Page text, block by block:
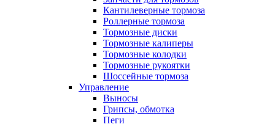
Кантилеверные тормоза
Роллерные тормоза
Тормозные диски
Тормозные калиперы
Тормозные колодки
Тормозные рукоятки
Шоссейные тормоза
Управление
Выносы
Грипсы, обмотка
Пеги